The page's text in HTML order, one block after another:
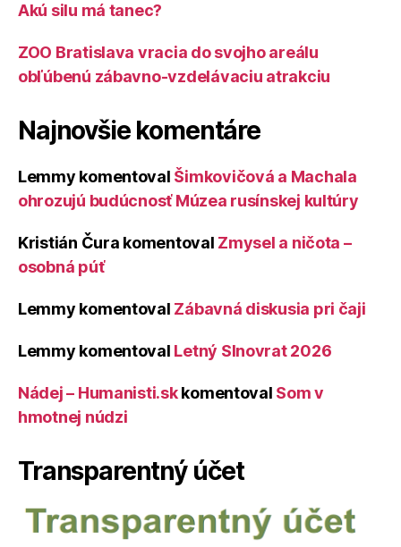
Akú silu má tanec?
ZOO Bratislava vracia do svojho areálu
obľúbenú zábavno-vzdelávaciu atrakciu
Najnovšie komentáre
Lemmy komentoval Šimkovičová a Machala
ohrozujú budúcnosť Múzea rusínskej kultúry
Kristián Čura komentoval Zmysel a ničota –
osobná púť
Lemmy komentoval Zábavná diskusia pri čaji
Lemmy komentoval Letný Slnovrat 2026
Nádej – Humanisti.skkomentoval Som v
hmotnej núdzi
Transparentný účet